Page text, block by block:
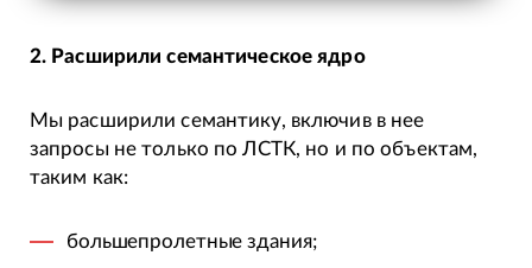
2. Расширили семантическое ядро
Мы расширили семантику, включив в нее
запросы не только по ЛСТК, но и по объектам,
таким как:
большепролетные здания;